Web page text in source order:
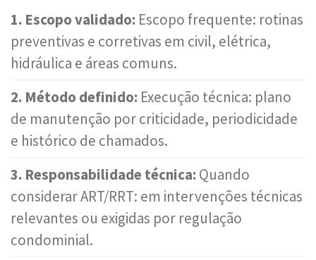
1. Escopo validado: Escopo frequente: rotinas
preventivas e corretivas em civil, elétrica,
hidráulica e áreas comuns.
2. Método definido: Execução técnica: plano
de manutenção por criticidade, periodicidade
e histórico de chamados.
3. Responsabilidade técnica: Quando
considerar ART/RRT: em intervenções técnicas
relevantes ou exigidas por regulação
condominial.